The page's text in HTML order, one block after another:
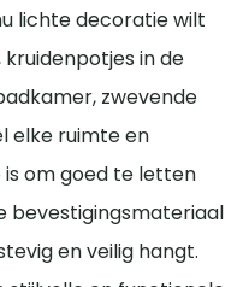
lichte decoratie wilt
in de
zwevende
elke ruimte en
om goed te letten
bevestigingsmateriaal
en veilig hangt.